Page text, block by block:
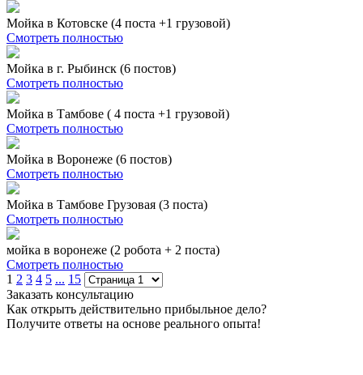
Мойка в Котовске (4 поста +1 грузовой)
Смотреть полностью
Мойка в г. Рыбинск (6 постов)
Смотреть полностью
Мойка в Тамбове ( 4 поста +1 грузовой)
Смотреть полностью
Мойка в Воронеже (6 постов)
Смотреть полностью
Мойка в Тамбове Грузовая (3 поста)
Смотреть полностью
мойка в воронеже (2 робота + 2 поста)
Смотреть полностью
1 2 3 4 5 ... 15
Заказать консультацию
Как открыть действительно прибыльное дело?
Получите ответы на основе реального опыта!